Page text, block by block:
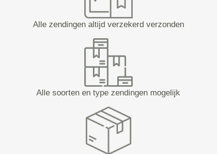
Alle zendingen altijd verzekerd verzonden
Alle soorten en type zendingen mogelijk